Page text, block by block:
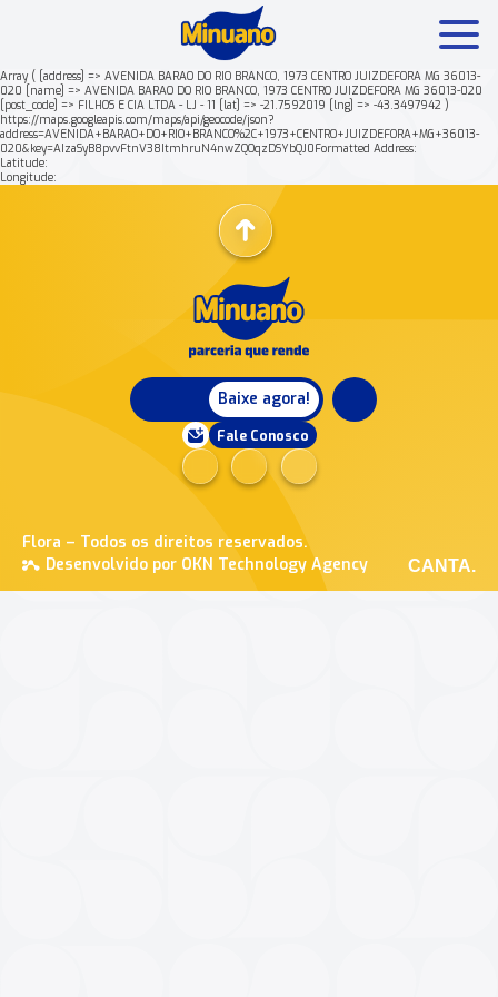
Array ( [address] => AVENIDA BARAO DO RIO BRANCO, 1973 CENTRO JUIZDEFORA MG 36013-
020 [name] => AVENIDA BARAO DO RIO BRANCO, 1973 CENTRO JUIZDEFORA MG 36013-020
[post_code] => FILHOS E CIA LTDA - LJ - 11 [lat] => -21.7592019 [lng] => -43.3497942 )
https://maps.googleapis.com/maps/api/geocode/json?
address=AVENIDA+BARAO+DO+RIO+BRANCO%2C+1973+CENTRO+JUIZDEFORA+MG+36013-
020&key=AIzaSyB8pvvFtnV38ItmhruN4nwZQOqzDSYbQJ0Formatted Address:
Latitude:
Longitude:
Baixe agora!
Fale Conosco
Flora – Todos os direitos reservados.
Desenvolvido por OKN Technology Agency
CANTA.
Mais buscados: Produtos Minuano Rende +
Nossa história